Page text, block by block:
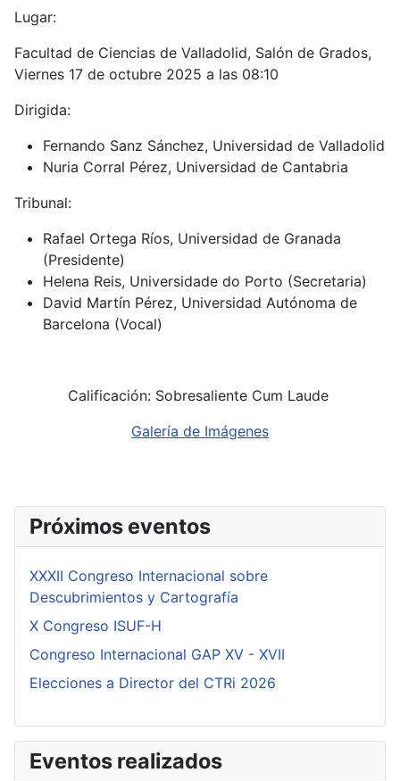
Lugar:
Facultad de Ciencias de Valladolid, Salón de Grados,
Viernes 17 de octubre 2025 a las 08:10
Dirigida:
Fernando Sanz Sánchez, Universidad de Valladolid
Nuria Corral Pérez, Universidad de Cantabria
Tribunal:
Rafael Ortega Ríos, Universidad de Granada
(Presidente)
Helena Reis, Universidade do Porto (Secretaria)
David Martín Pérez, Universidad Autónoma de
Barcelona (Vocal)
Calificación: Sobresaliente Cum Laude
Galería de Imágenes
Próximos eventos
XXXII Congreso Internacional sobre
Descubrimientos y Cartografía
X Congreso ISUF-H
Congreso Internacional GAP XV - XVII
Elecciones a Director del CTRi 2026
Eventos realizados